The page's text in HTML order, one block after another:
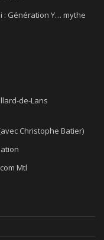
: Génération Y… mythe
de-Lans
Christophe Batier)
Mtl